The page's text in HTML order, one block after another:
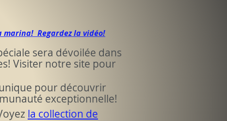
marina! Regardez la vidéo!
sera dévoilée dans
Visiter notre site pour
pour découvrir
exceptionnelle!
la collection de